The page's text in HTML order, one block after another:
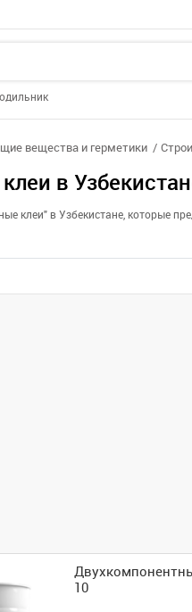
вещества и герметики
в
клеи" в Узбекистане, которые
10